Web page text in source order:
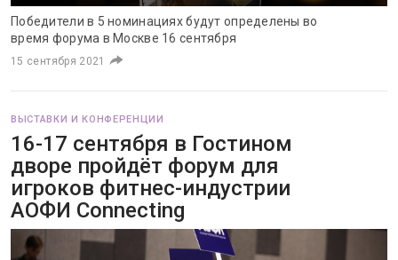
Победители в 5 номинациях будут определены во
время форума в Москве 16 сентября
15 сентября 2021
ВЫСТАВКИ И КОНФЕРЕНЦИИ
16-17 сентября в Гостином
дворе пройдёт форум для
игроков фитнес-индустрии
АОФИ Connecting